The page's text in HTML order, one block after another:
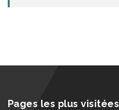
Pages les plus visitées